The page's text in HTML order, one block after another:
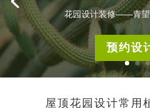
花园设计装修——青望
预约设
屋顶花园设计常用